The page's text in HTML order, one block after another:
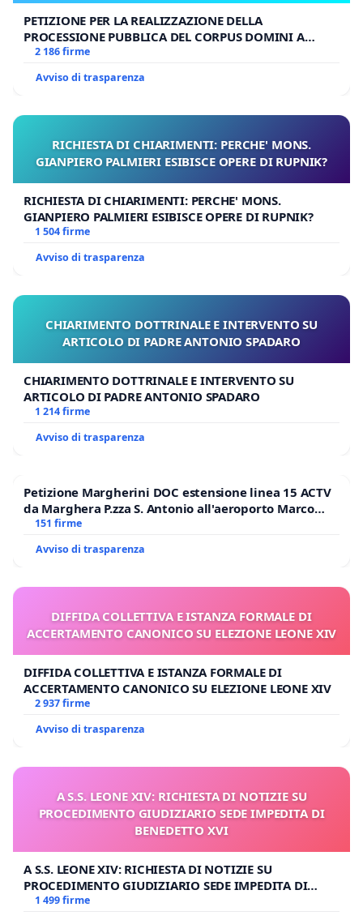
O INDIRETTAMENTE, ALCUNCHÉ DI ESSI, SIA PURE AL FINE DI
COMPORRE DISSIDIo di perseguire azioni perpetrate contro
i medesimi diritti dopo la morte o la valida rinuncia del
Pontefice. Sia cura di tutti i Cardinali tutelare questi diritti”.
caso.
Con i sensi della nostra devozione e più profondo
rispetto,
Cav. Dott. Andrea Cionci e seguenti firmatari
PETIZIONE PER LA REALIZZAZIONE DELLA
PROCESSIONE PUBBLICA DEL CORPUS DOMINI A
MILANO
2 186 firme
Avviso di trasparenza
RICHIESTA DI CHIARIMENTI: PERCHE' MONS.
GIANPIERO PALMIERI ESIBISCE OPERE DI RUPNIK?
RICHIESTA DI CHIARIMENTI: PERCHE' MONS.
GIANPIERO PALMIERI ESIBISCE OPERE DI RUPNIK?
1 504 firme
Avviso di trasparenza
CHIARIMENTO DOTTRINALE E INTERVENTO SU
ARTICOLO DI PADRE ANTONIO SPADARO
CHIARIMENTO DOTTRINALE E INTERVENTO SU
ARTICOLO DI PADRE ANTONIO SPADARO
1 214 firme
Avviso di trasparenza
Petizione Margherini DOC estensione linea 15 ACTV
da Marghera P.zza S. Antonio all'aeroporto Marco
Polo tariffa a € 1,50
151 firme
Avviso di trasparenza
DIFFIDA COLLETTIVA E ISTANZA FORMALE DI
ACCERTAMENTO CANONICO SU ELEZIONE LEONE XIV
DIFFIDA COLLETTIVA E ISTANZA FORMALE DI
ACCERTAMENTO CANONICO SU ELEZIONE LEONE XIV
2 937 firme
Avviso di trasparenza
A S.S. LEONE XIV: RICHIESTA DI NOTIZIE SU
PROCEDIMENTO GIUDIZIARIO SEDE IMPEDITA DI
BENEDETTO XVI
A S.S. LEONE XIV: RICHIESTA DI NOTIZIE SU
PROCEDIMENTO GIUDIZIARIO SEDE IMPEDITA DI
BENEDETTO XVI
1 499 firme